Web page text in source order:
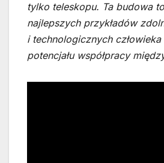
tylko teleskopu. Ta budowa
najlepszych przykładów
i technologicznych
potencjału współpracy